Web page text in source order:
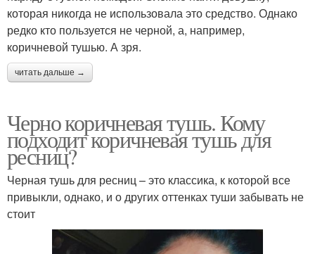
которая никогда не использовала это средство. Однако
редко кто пользуется не черной, а, например,
коричневой тушью. А зря.
читать дальше →
Черно коричневая тушь. Кому
подходит коричневая тушь для
ресниц?
Черная тушь для ресниц – это классика, к которой все
привыкли, однако, и о других оттенках туши забывать не
стоит